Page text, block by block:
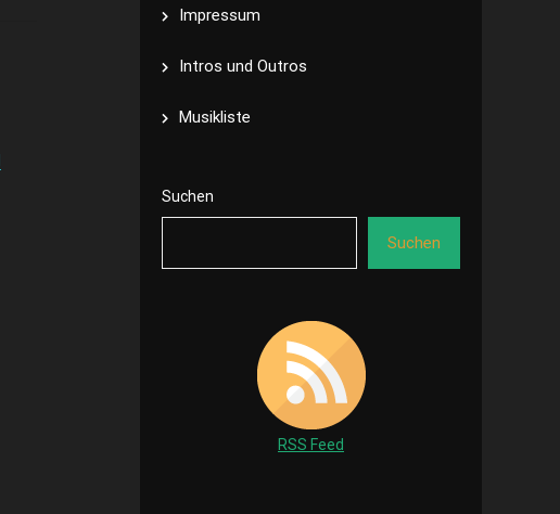
Impressum
Intros und Outros
Musikliste
Suchen
Suchen
RSS Feed